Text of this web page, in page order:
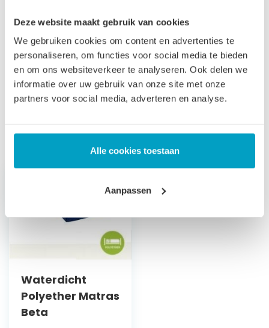
Deze website maakt gebruik van cookies
We gebruiken cookies om content en advertenties te
personaliseren, om functies voor social media te bieden
en om ons websiteverkeer te analyseren. Ook delen we
informatie over uw gebruik van onze site met onze
partners voor social media, adverteren en analyse.
Alle cookies toestaan
Aanpassen
2% afwijken in afmeting. Maatwerk matrassen zijn niet
direct leverbaar, de productie kost 3-4 weken tijd. Voor onze
voorwaarden betreft maatwerk matrassen verwijzen wij u
naar onzealgemene voorwaarden.
Prijs is inclusief wettelijke verwijderingsbijdrage
Gerelateerde producten
Waterdicht
Polyether Matras
Beta